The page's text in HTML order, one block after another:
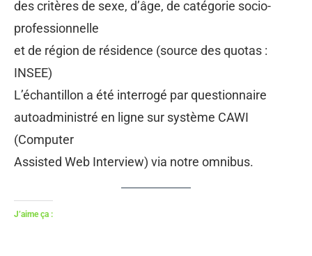
des critères de sexe, d’âge, de catégorie socio-
professionnelle
et de région de résidence (source des quotas :
INSEE)
L’échantillon a été interrogé par questionnaire
autoadministré en ligne sur système CAWI
(Computer
Assisted Web Interview) via notre omnibus.
J’aime ça :